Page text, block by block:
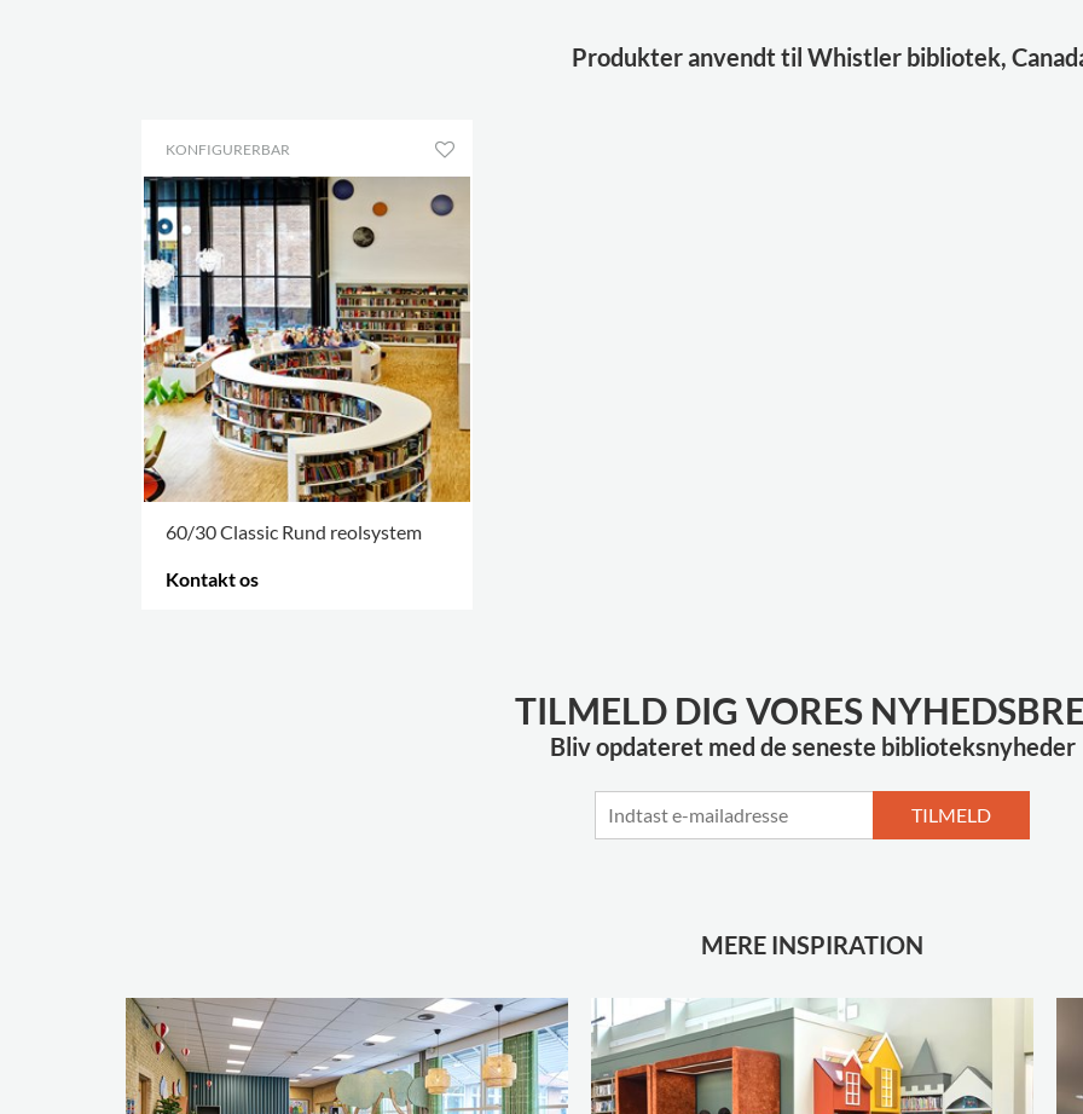
Produkter anvendt til Whistler bibliotek,
KONFIGURERBAR
60/30 Classic Rund reolsystem
Kontakt os
TILMELD DIG VORES
Bliv opdateret med de seneste biblioteksnyheder
TILMELD
MERE INSPIRATION